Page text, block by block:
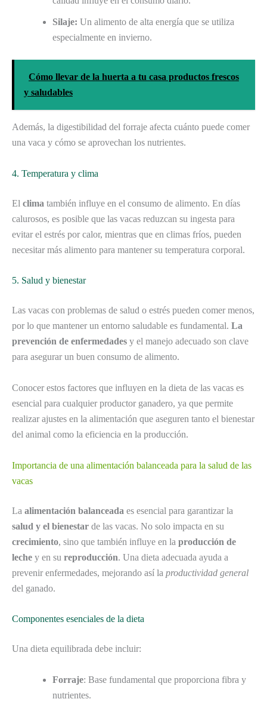
Silaje: Un alimento de alta energía que se utiliza
especialmente en invierno.
Cómo llevar de la huerta a tu casa productos frescos
y saludables
Además, la digestibilidad del forraje afecta cuánto puede comer
una vaca y cómo se aprovechan los nutrientes.
4. Temperatura y clima
El clima también influye en el consumo de alimento. En días
calurosos, es posible que las vacas reduzcan su ingesta para
evitar el estrés por calor, mientras que en climas fríos, pueden
necesitar más alimento para mantener su temperatura corporal.
5. Salud y bienestar
Las vacas con problemas de salud o estrés pueden comer menos,
por lo que mantener un entorno saludable es fundamental. La
prevención de enfermedades y el manejo adecuado son clave
para asegurar un buen consumo de alimento.
Conocer estos factores que influyen en la dieta de las vacas es
esencial para cualquier productor ganadero, ya que permite
realizar ajustes en la alimentación que aseguren tanto el bienestar
del animal como la eficiencia en la producción.
Importancia de una alimentación balanceada para la salud de las
vacas
La alimentación balanceada es esencial para garantizar la
salud y el bienestar de las vacas. No solo impacta en su
crecimiento, sino que también influye en la producción de
leche y en su reproducción. Una dieta adecuada ayuda a
prevenir enfermedades, mejorando así la productividad general
del ganado.
Componentes esenciales de la dieta
Una dieta equilibrada debe incluir:
Forraje: Base fundamental que proporciona fibra y
nutrientes.